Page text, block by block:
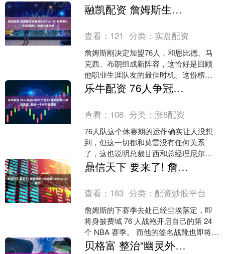
急，呼吁管理层大胆拿出选秀筹码；理
性球迷认为薪资空间受限，....
融凯配资 詹姆斯生涯最强队友Top10: 布朗第9, 东契奇第4, 浓眉力压韦德
查看： 121 分类： 实盘配资
詹姆斯刚决定加盟76人，和恩比德、马
克西、布朗组成新阵容，这恰好是回顾
他职业生涯队友的最佳时机。这份榜单
综合了球员整个职业生涯的成就、和詹
姆斯并肩作战时的表现、....
乐牛配资 76人争冠只有六个对手! 哈利伯顿让球队质变, 最后一个对手没想到
查看： 108 分类：涨8配资
76人队这个休赛期的运作确实让人没想
到，但这一切都和莫雷没有任何关系
了，这也说明总裁甘西和总经理尼尔森
的谈判运作能力值得肯定。 客观来说，
76人休赛期最佳运作并....
鼎信天下 要来了! 詹姆斯新一代战靴 LeBron 24 曝光!
查看： 183 分类： 配资炒股平台
詹姆斯的下赛季去处已经尘埃落定，即
将身披费城 76 人战袍开启自己的第 24
个 NBA 赛季。 而他的签名战靴也即将迎
来更新换代。 目前正处于售卖阶段的
贝格富 整治“幽灵外卖”，上海推出中国首个网络餐饮电子证照核验应用